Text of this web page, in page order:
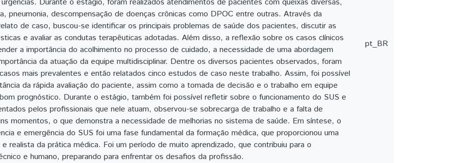
pneumonia, descompensação de doenças crônicas como DPOC entre outras. Através da
de caso, buscou-se identificar os principais problemas de saúde dos pacientes, discutir as
e avaliar as condutas terapêuticas adotadas. Além disso, a reflexão sobre os casos clínicos
a importância do acolhimento no processo de cuidado, a necessidade de uma abordagem
da atuação da equipe multidisciplinar. Dentre os diversos pacientes observados, foram
mais prevalentes e então relatados cinco estudos de caso neste trabalho. Assim, foi possível
da rápida avaliação do paciente, assim como a tomada de decisão e o trabalho em equipe
prognóstico. Durante o estágio, também foi possível refletir sobre o funcionamento do SUS e
pelos profissionais que nele atuam, observou-se sobrecarga de trabalho e a falta de
momentos, o que demonstra a necessidade de melhorias no sistema de saúde. Em síntese, o
e emergência do SUS foi uma fase fundamental da formação médica, que proporcionou uma
e realista da prática médica. Foi um período de muito aprendizado, que contribuiu para o
e humano, preparando para enfrentar os desafios da profissão.
pt_BR